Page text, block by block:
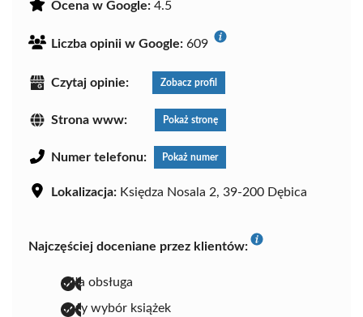
Ocena w Google: 4.5
Liczba opinii w Google: 609
Czytaj opinie: Zobacz profil
Strona www: Pokaż stronę
Numer telefonu: Pokaż numer
Lokalizacja: Księdza Nosala 2, 39-200 Dębica
Najczęściej doceniane przez klientów:
miła obsługa
duży wybór książek